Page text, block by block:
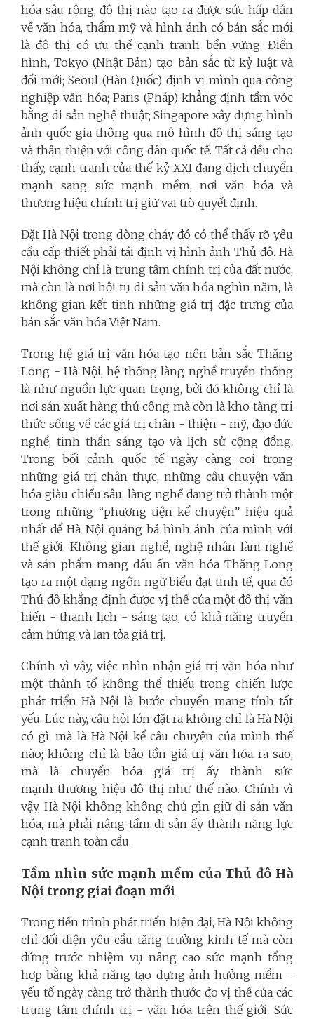
hóa sâu rộng, đô thị nào tạo ra được sức hấp dẫn
về văn hóa, thẩm mỹ và hình ảnh có bản sắc mới
là đô thị có ưu thế cạnh tranh bền vững. Điển
hình, Tokyo (Nhật Bản) tạo bản sắc từ kỷ luật và
đổi mới; Seoul (Hàn Quốc) định vị mình qua công
nghiệp văn hóa; Paris (Pháp) khẳng định tầm vóc
bằng di sản nghệ thuật; Singapore xây dựng hình
ảnh quốc gia thông qua mô hình đô thị sáng tạo
và thân thiện với công dân quốc tế. Tất cả đều cho
thấy, cạnh tranh của thế kỷ XXI đang dịch chuyển
mạnh sang sức mạnh mềm, nơi văn hóa và
thương hiệu chính trị giữ vai trò quyết định.
Đặt Hà Nội trong dòng chảy đó có thể thấy rõ yêu
cầu cấp thiết phải tái định vị hình ảnh Thủ đô. Hà
Nội không chỉ là trung tâm chính trị của đất nước,
mà còn là nơi hội tụ di sản văn hóa nghìn năm, là
không gian kết tinh những giá trị đặc trưng của
bản sắc văn hóa Việt Nam.
Trong hệ giá trị văn hóa tạo nên bản sắc Thăng
Long - Hà Nội, hệ thống làng nghề truyền thống
là như nguồn lực quan trọng, bởi đó không chỉ là
nơi sản xuất hàng thủ công mà còn là kho tàng tri
thức sống về các giá trị chân - thiện - mỹ, đạo đức
nghề, tinh thần sáng tạo và lịch sử cộng đồng.
Trong bối cảnh quốc tế ngày càng coi trọng
những giá trị chân thực, những câu chuyện văn
hóa giàu chiều sâu, làng nghề đang trở thành một
trong những “phương tiện kể chuyện” hiệu quả
nhất để Hà Nội quảng bá hình ảnh của mình với
thế giới. Không gian nghề, nghệ nhân làm nghề
và sản phẩm mang dấu ấn văn hóa Thăng Long
tạo ra một dạng ngôn ngữ biểu đạt tinh tế, qua đó
Thủ đô khẳng định được vị thế của một đô thị văn
hiến - thanh lịch - sáng tạo, có khả năng truyền
cảm hứng và lan tỏa giá trị.
Chính vì vậy, việc nhìn nhận giá trị văn hóa như
một thành tố không thể thiếu trong chiến lược
phát triển Hà Nội là bước chuyển mang tính tất
yếu. Lúc này, câu hỏi lớn đặt ra không chỉ là Hà Nội
có gì, mà là Hà Nội kể câu chuyện của mình thế
nào; không chỉ là bảo tồn giá trị văn hóa ra sao,
mà là chuyển hóa giá trị ấy thành sức
mạnh thương hiệu đô thị như thế nào. Chính vì
vậy, Hà Nội không không chủ gìn giữ di sản văn
hóa, mà phải nâng tầm di sản ấy thành năng lực
cạnh tranh toàn cầu.
Tầm nhìn sức mạnh mềm của Thủ đô Hà
Nội trong giai đoạn mới
Trong tiến trình phát triển hiện đại, Hà Nội không
chỉ đối diện yêu cầu tăng trưởng kinh tế mà còn
đứng trước nhiệm vụ nâng cao sức mạnh tổng
hợp bằng khả năng tạo dựng ảnh hưởng mềm -
yếu tố ngày càng trở thành thước đo vị thế của các
trung tâm chính trị - văn hóa trên thế giới. Sức